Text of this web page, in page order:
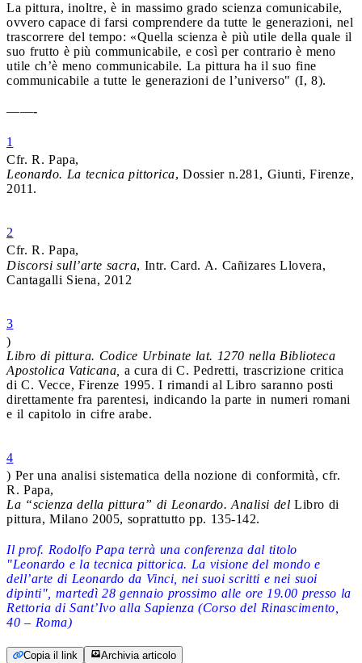
La pittura, inoltre, è in massimo grado scienza comunicabile,
ovvero capace di farsi comprendere da tutte le generazioni, nel
trascorrere del tempo: «Quella scienza è più utile della quale il
suo frutto è più communicabile, e così per contrario è meno
utile ch’è meno communicabile. La pittura ha il suo fine
communicabile a tutte le generazioni de l’universo" (I, 8).
——-
1
Cfr. R. Papa,
Leonardo. La tecnica pittorica, Dossier n.281, Giunti, Firenze,
2011.
2
Cfr. R. Papa,
Discorsi sull’arte sacra, Intr. Card. A. Cañizares Llovera,
Cantagalli Siena, 2012
3
)
Libro di pittura. Codice Urbinate lat. 1270 nella Biblioteca
Apostolica Vaticana, a cura di C. Pedretti, trascrizione critica
di C. Vecce, Firenze 1995. I rimandi al Libro saranno posti
direttamente fra parentesi, indicando la parte in numeri romani
e il capitolo in cifre arabe.
4
) Per una analisi sistematica della nozione di conformità, cfr.
R. Papa,
La “scienza della pittura” di Leonardo. Analisi del Libro di
pittura, Milano 2005, soprattutto pp. 135-142.
Il prof. Rodolfo Papa terrà una conferenza dal titolo
"Leonardo e la tecnica pittorica. La visione del mondo e
dell’arte di Leonardo da Vinci, nei suoi scritti e nei suoi
dipinti", martedì 28 gennaio prossimo alle ore 19.00 presso la
Rettoria di Sant’Ivo alla Sapienza (Corso del Rinascimento,
40 – Roma)
Copia il link Archivia articolo